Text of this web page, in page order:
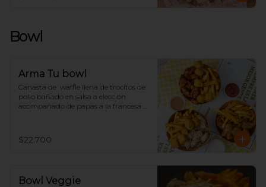
Bowl
Arma Tu bowl
Canasta de  waffle llena de trocitos de
pollo bañado en salsa a elección
acompañado de papas a la francesa o
$22.700
Bowl Veggie